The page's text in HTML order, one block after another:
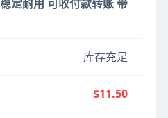
定耐用 可收付款转账 带
库存充足
$11.50